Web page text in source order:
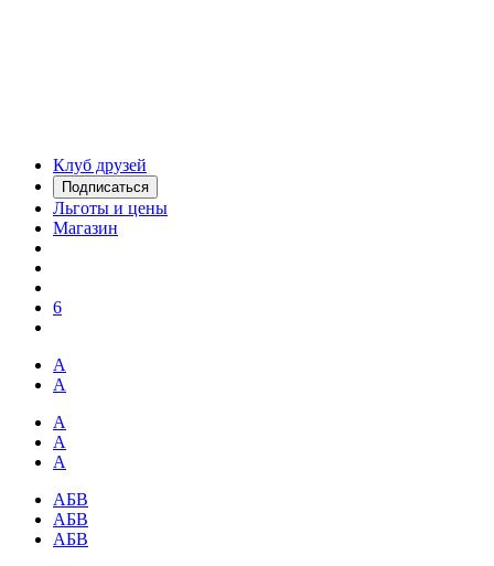
Клуб друзей
Подписаться
Льготы и цены
Магазин
6
А
А
А
А
А
АБВ
АБВ
АБВ